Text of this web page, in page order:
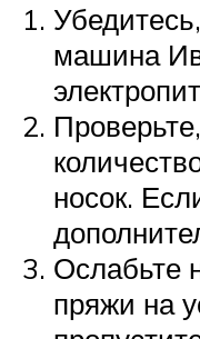
машина
носок.
Ослабьте
пряжи на